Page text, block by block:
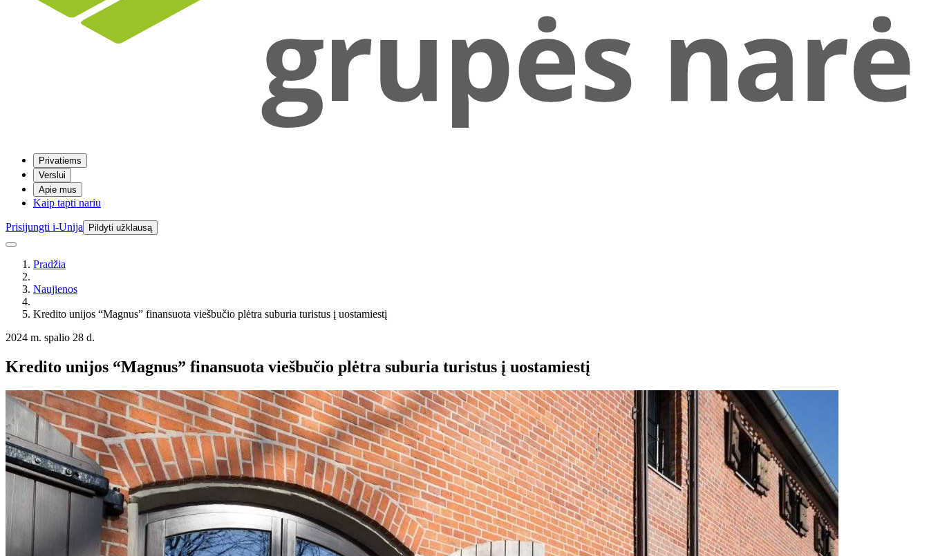
Privatiems
Verslui
Apie mus
Kaip tapti nariu
Prisijungti i-Unija Pildyti užklausą
Pradžia
Naujienos
Kredito unijos “Magnus” finansuota viešbučio plėtra suburia turistus į uostamiestį
2024 m. spalio 28 d.
Kredito unijos “Magnus” finansuota viešbučio plėtra suburia turistus į uostamiestį